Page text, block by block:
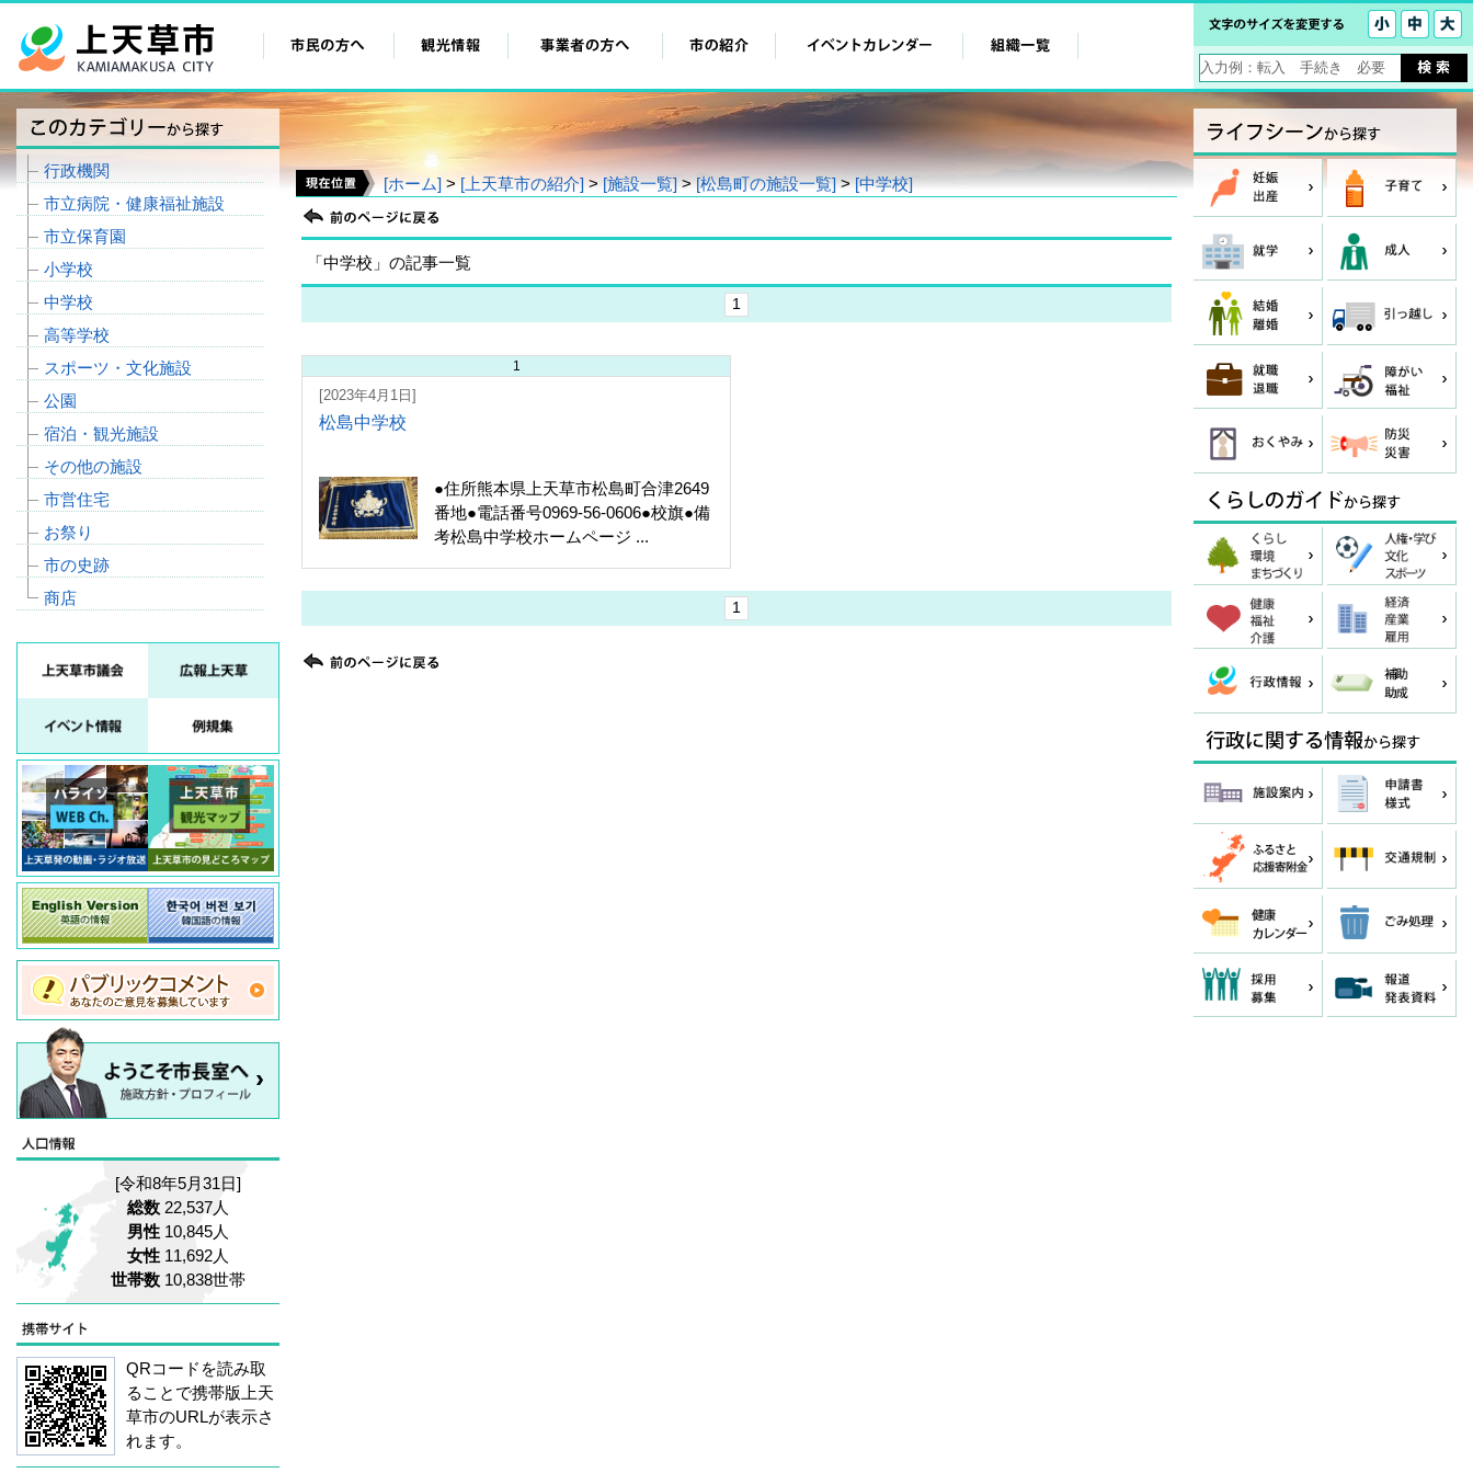
[ホーム]>[上天草市の紹介]>[施設一覧]>[松島町の施設一覧]>[中学校]
「中学校」の記事一覧
1
1
[2023年4月1日]
松島中学校
●住所熊本県上天草市松島町合津2649
番地●電話番号0969-56-0606●校旗●備
考松島中学校ホームページ ...
1
行政機関
市立病院・健康福祉施設
市立保育園
小学校
中学校
高等学校
スポーツ・文化施設
公園
宿泊・観光施設
その他の施設
市営住宅
お祭り
市の史跡
商店
[令和8年5月31日]
総数 22,537人
男性 10,845人
女性 11,692人
世帯数 10,838世帯
QRコードを読み取
ることで携帯版上天
草市のURLが表示さ
れます。